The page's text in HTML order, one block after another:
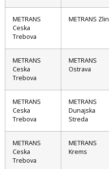
METRANS
Ceska
Trebova
METRANS Zlin
METRANS
Ceska
Trebova
METRANS
Ostrava
METRANS
Ceska
Trebova
METRANS
Dunajska
Streda
METRANS
Ceska
Trebova
METRANS
Krems